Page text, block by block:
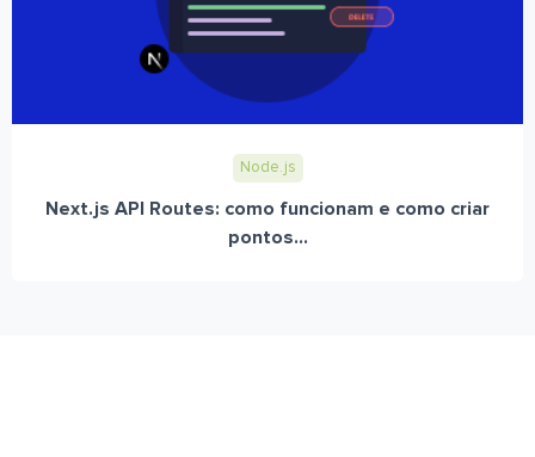
Node.js
Next.js API Routes: como funcionam e como criar
pontos...